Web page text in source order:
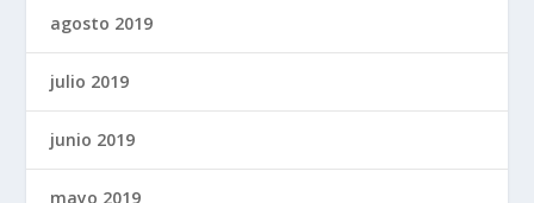
agosto 2019
julio 2019
junio 2019
mayo 2019